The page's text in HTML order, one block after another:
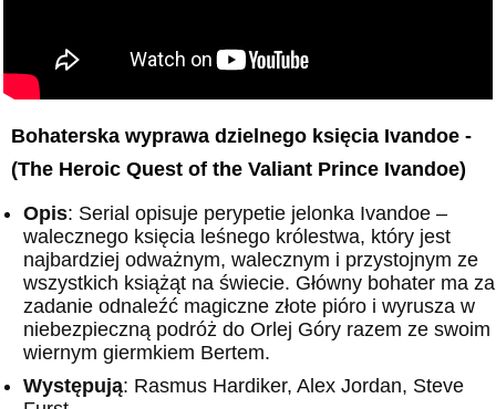
Bohaterska wyprawa dzielnego księcia Ivandoe -
(The Heroic Quest of the Valiant Prince Ivandoe)
Opis: Serial opisuje perypetie jelonka Ivandoe –
walecznego księcia leśnego królestwa, który jest
najbardziej odważnym, walecznym i przystojnym ze
wszystkich książąt na świecie. Główny bohater ma za
zadanie odnaleźć magiczne złote pióro i wyrusza w
niebezpieczną podróż do Orlej Góry razem ze swoim
wiernym giermkiem Bertem.
Występują: Rasmus Hardiker, Alex Jordan, Steve